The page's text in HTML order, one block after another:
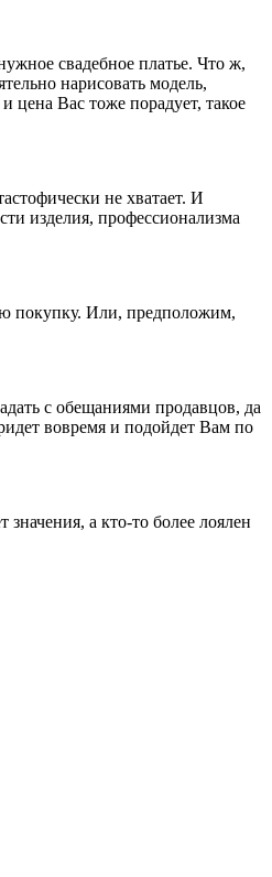
свадебное платье. Что ж,
нарисовать модель,
цена Вас тоже порадует, такое
не хватает. И
изделия, профессионализма
покупку. Или, предположим,
с обещаниями продавцов, да
вовремя и подойдет Вам по
а кто-то более лоялен